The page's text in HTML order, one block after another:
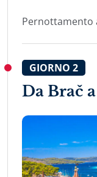
Pernottamento
GIORNO 2
Da Brač